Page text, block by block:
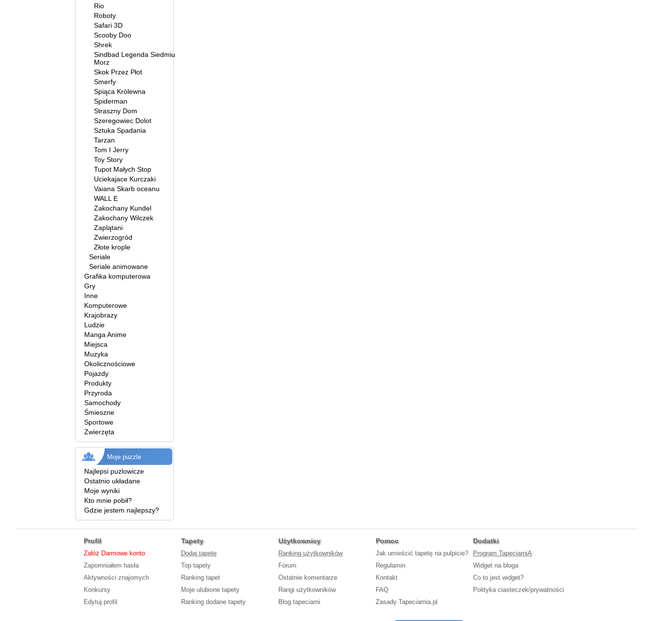
Rio
Roboty
Safari 3D
Scooby Doo
Shrek
Sindbad Legenda Siedmiu
Morz
Skok Przez Płot
Smerfy
Spiąca Królewna
Spiderman
Straszny Dom
Szeregowiec Dolot
Sztuka Spadania
Tarzan
Tom I Jerry
Toy Story
Tupot Małych Stop
Uciekajace Kurczaki
Vaiana Skarb oceanu
WALL E
Zakochany Kundel
Zakochany Wilczek
Zaplątani
Zwierzogród
Złote krople
Seriale
Seriale animowane
Grafika komputerowa
Gry
Inne
Komputerowe
Krajobrazy
Ludzie
Manga Anime
Miejsca
Muzyka
Okolicznościowe
Pojazdy
Produkty
Przyroda
Samochody
Śmieszne
Sportowe
Zwierzęta
Moje puzzle
Najlepsi puzlowicze
Ostatnio układane
Moje wyniki
Kto mnie pobił?
Gdzie jestem najlepszy?
Profil
Załóż Darmowe konto
Zapomniałem hasła
Aktywności znajomych
Konkursy
Edytuj profil
Tapety
Dodaj tapetę
Top tapety
Ranking tapet
Moje ulubione tapety
Ranking dodane tapety
Użytkownicy
Ranking użytkowników
Forum
Ostatnie komentarze
Rangi użytkowników
Blog tapeciarni
Pomoc
Jak umieścić tapetę na pulpicie?
Regulamin
Kontakt
FAQ
Zasady Tapeciarnia.pl
Dodatki
Program TapeciarniA
Widget na bloga
Co to jest widget?
Polityka ciasteczek/prywatności